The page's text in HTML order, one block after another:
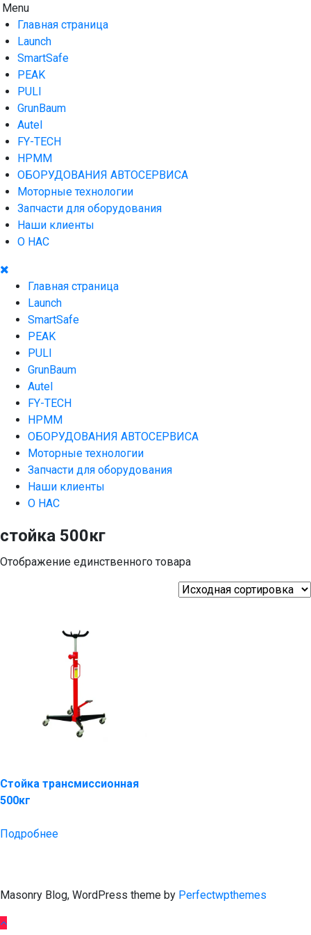
Skip
to
content
AUTO HOUSE
Технологии автосервиса — официальный дистрибьютор
Launch в Армении,Launch Armenia
Menu
Главная страница
Launch
SmartSafe
PEAK
PULI
GrunBaum
Autel
FY-TECH
HPMM
ОБОРУДОВАНИЯ АВТОСЕРВИСА
Моторные технологии
Запчасти для оборудования
Наши клиенты
О НАС
Главная страница
Launch
SmartSafe
PEAK
PULI
GrunBaum
Autel
FY-TECH
HPMM
ОБОРУДОВАНИЯ АВТОСЕРВИСА
Моторные технологии
Запчасти для оборудования
Наши клиенты
О НАС
cтойка 500кг
Отображение единственного товара
Стойка трансмиссионная
500кг
Подробнее
Masonry Blog, WordPress theme by Perfectwpthemes